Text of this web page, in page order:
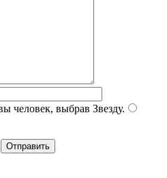
человек, выбрав Звезду.